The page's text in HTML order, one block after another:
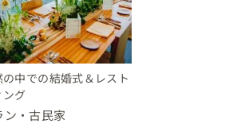
万円万円
円
〜 200 万円
中での結婚式＆レスト
グ
ン・古民家